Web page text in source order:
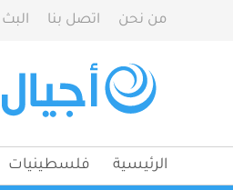
من نحن اتصل بنا
الرئيسية فلسطينيات